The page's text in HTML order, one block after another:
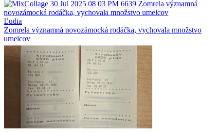
Ľudia
Zomrela významná novozámocká rodáčka, vychovala množstvo
umelcov